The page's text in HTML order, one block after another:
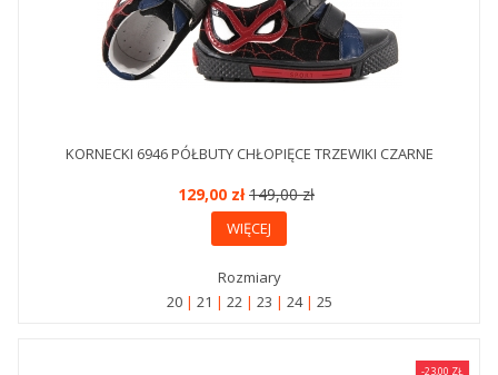
KORNECKI 6946 PÓŁBUTY CHŁOPIĘCE TRZEWIKI CZARNE
129,00 zł149,00 zł
WIĘCEJ
Rozmiary
20
21 22 23 24 25
-23,00 ZŁ